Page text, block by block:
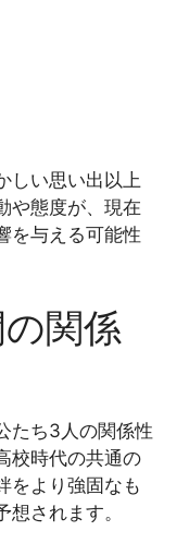
しい思い出以上
や態度が、現在
を与える可能性
関係
たち3人の関係性
校時代の共通の
をより強固なも
されます。